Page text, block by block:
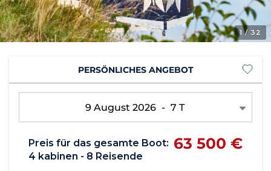
1 / 32
PERSÖNLICHES ANGEBOT
9 August 2026 - 7 T
Preis für das gesamte Boot:
4 kabinen - 8 Reisende
63 500 €